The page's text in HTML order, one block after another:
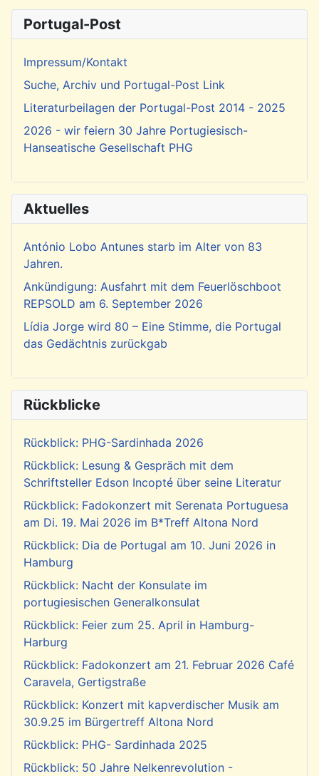
Portugal-Post
Impressum/Kontakt
Suche, Archiv und Portugal-Post Link
Literaturbeilagen der Portugal-Post 2014 - 2025
2026 - wir feiern 30 Jahre Portugiesisch-
Hanseatische Gesellschaft PHG
Aktuelles
António Lobo Antunes starb im Alter von 83
Jahren.
Ankündigung: Ausfahrt mit dem Feuerlöschboot
REPSOLD am 6. September 2026
Lídia Jorge wird 80 – Eine Stimme, die Portugal
das Gedächtnis zurückgab
Rückblicke
Rückblick: PHG-Sardinhada 2026
Rückblick: Lesung & Gespräch mit dem
Schriftsteller Edson Incopté über seine Literatur
Rückblick: Fadokonzert mit Serenata Portuguesa
am Di. 19. Mai 2026 im B*Treff Altona Nord
Rückblick: Dia de Portugal am 10. Juni 2026 in
Hamburg
Rückblick: Nacht der Konsulate im
portugiesischen Generalkonsulat
Rückblick: Feier zum 25. April in Hamburg-
Harburg
Rückblick: Fadokonzert am 21. Februar 2026 Café
Caravela, Gertigstraße
Rückblick: Konzert mit kapverdischer Musik am
30.9.25 im Bürgertreff Altona Nord
Rückblick: PHG- Sardinhada 2025
Rückblick: 50 Jahre Nelkenrevolution -